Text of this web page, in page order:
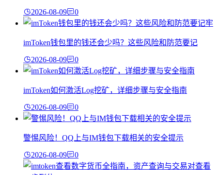
2026-08-09 0
imToken钱包里的钱还会少吗？这些风险和防范要记
2026-08-09 0
imToken如何激活Log挖矿，详细步骤与安全指南
2026-08-09 0
警惕风险！QQ上与IM钱包下载相关的安全提示
2026-08-09 0